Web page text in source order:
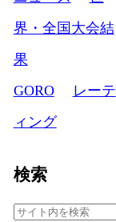
界・全国大会結
果
GORO
レーテ
ィング
検索